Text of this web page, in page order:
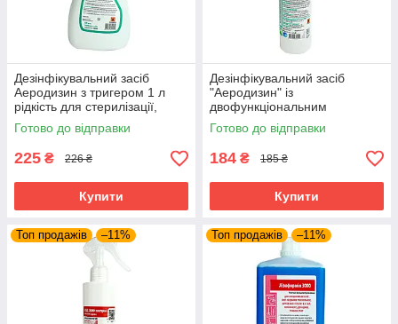
Дезінфікувальний засіб
Аеродизин з тригером 1 л
рідкість для стерилізації,
дезінфектор
Готово до відправки
225 ₴ 226 ₴
Купити
Дезінфікувальний засіб
"Аеродизин" із
двофункціональним
тригером 250 мл (рідкість для
стерилізації, дезінфектор
Готово до відправки
184 ₴ 185 ₴
Купити
Топ продажів –11% Топ продажів –11%